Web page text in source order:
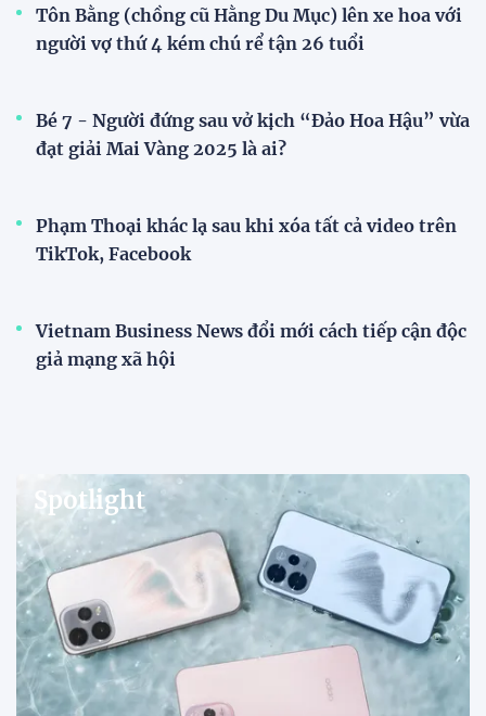
Tôn Bằng (chồng cũ Hằng Du Mục) lên xe hoa với
người vợ thứ 4 kém chú rể tận 26 tuổi
Bé 7 - Người đứng sau vở kịch “Đảo Hoa Hậu” vừa
đạt giải Mai Vàng 2025 là ai?
Phạm Thoại khác lạ sau khi xóa tất cả video trên
TikTok, Facebook
Vietnam Business News đổi mới cách tiếp cận độc
giả mạng xã hội
Spotlight